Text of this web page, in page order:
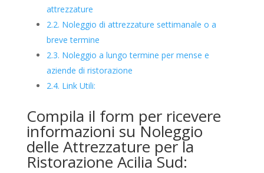
attrezzature
2.2. Noleggio di attrezzature settimanale o a
breve termine
2.3. Noleggio a lungo termine per mense e
aziende di ristorazione
2.4. Link Utili:
Compila il form per ricevere
informazioni su Noleggio
delle Attrezzature per la
Ristorazione Acilia Sud: